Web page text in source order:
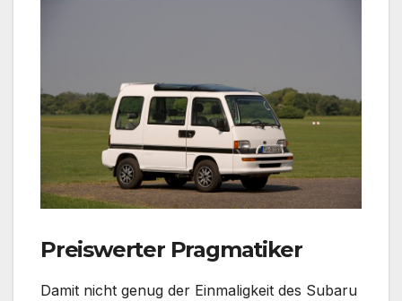
Preiswerter Pragmatiker
Damit nicht genug der Einmaligkeit des Subaru